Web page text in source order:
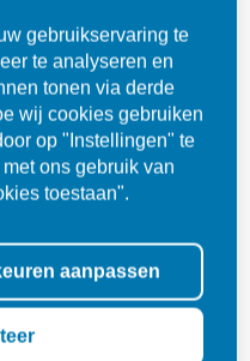
gebruikservaring te
te analyseren en
tonen via derde
wij cookies gebruiken
op "Instellingen" te
ons gebruik van
toestaan".
aanpassen